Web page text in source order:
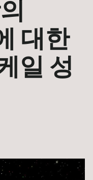
대한
일 성